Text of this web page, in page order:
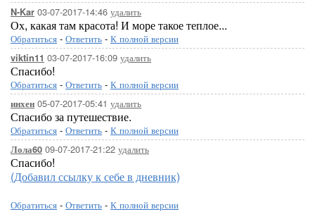
N-Kar 03-07-2017-14:46 удалить
Ох, какая там красота! И море такое теплое...
Обратиться - Ответить - К полной версии
viktin11 03-07-2017-16:09 удалить
Спасибо!
Обратиться - Ответить - К полной версии
инхен 05-07-2017-05:41 удалить
Спасибо за путешествие.
Обратиться - Ответить - К полной версии
Лола60 09-07-2017-21:22 удалить
Спасибо!
(Добавил ссылку к себе в дневник)
Обратиться - Ответить - К полной версии